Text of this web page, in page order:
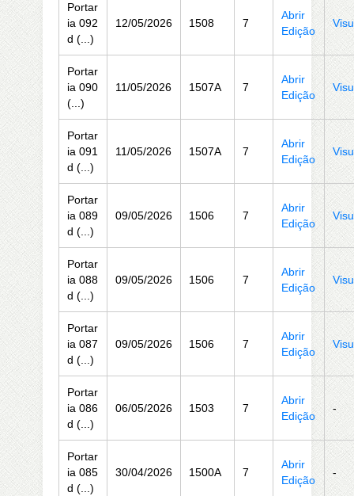
Portar
ia 092
d (...)
12/05/2026 1508 7
Abrir
Edição
Portar
ia 090
(...)
11/05/2026 1507A 7
Abrir
Edição
Portar
ia 091
d (...)
11/05/2026 1507A 7
Abrir
Edição
Portar
ia 089
d (...)
09/05/2026 1506 7
Abrir
Edição
Portar
ia 088
d (...)
09/05/2026 1506 7
Abrir
Edição
Portar
ia 087
d (...)
09/05/2026 1506 7
Abrir
Edição
Portar
ia 086
d (...)
06/05/2026 1503 7
Abrir
Edição
-
Portar
ia 085
d (...)
30/04/2026 1500A 7
Abrir
Edição
-